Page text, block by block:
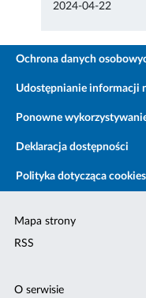
2024-04-22
Ochrona danych
Udostępnianie informacji
Ponowne
Deklaracja dostępności
Polityka dotycząca
Mapa strony
RSS
O serwisie